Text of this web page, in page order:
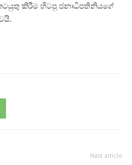
කිරීම හිටපු ජනාධිපතිනියගේ
Next article